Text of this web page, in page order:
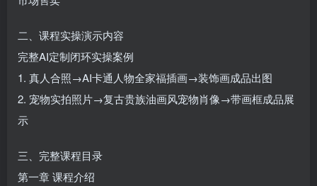
二、课程实操演示内容
完整AI定制闭环实操案例
1. 真人合照→AI卡通人物全家福插画→装饰画成品出图
2. 宠物实拍照片→复古贵族油画风宠物肖像→带画框成品展
示
三、完整课程目录
第一章 课程介绍